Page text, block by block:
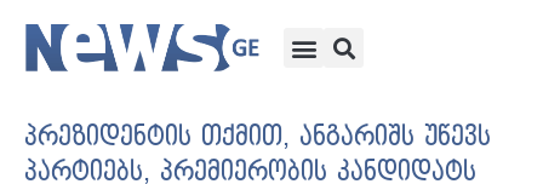
პრეზიდენტის თქმით, ანგარიშს უწევს
პარტიებს, პრემიერობის კანდიდატს